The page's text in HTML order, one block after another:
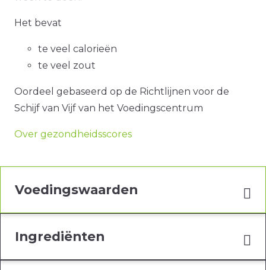
Het bevat
te veel calorieën
te veel zout
Oordeel gebaseerd op de Richtlijnen voor de
Schijf van Vijf van het Voedingscentrum
Over gezondheidsscores
Voedingswaarden
Ingrediënten